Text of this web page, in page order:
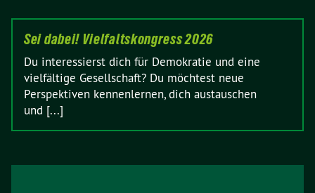
Sei dabei! Vielfaltskongress 2026
Du interessierst dich für Demokratie und eine
vielfältige Gesellschaft? Du möchtest neue
Perspektiven kennenlernen, dich austauschen
und [...]